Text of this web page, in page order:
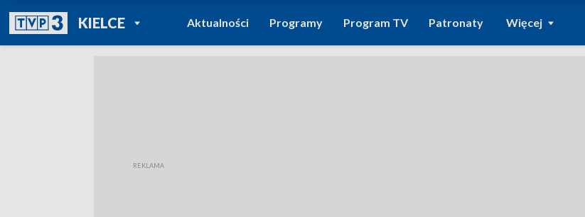
KIELCEPOWRÓT DO
TVP REGIONY
Aktualności Programy Program TV Patronaty Więcej